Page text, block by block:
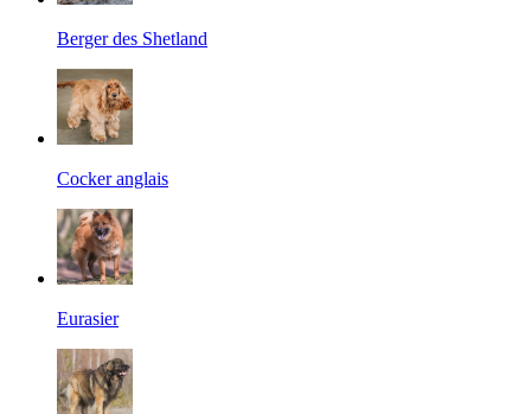
Berger des Shetland
Cocker anglais
Eurasier